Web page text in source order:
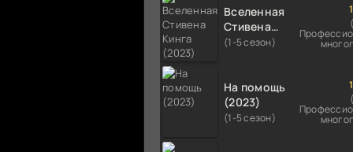
Вселенная
Стивена
Кинга
(1-5 сезон)
На помощь
(2023)
(1-5 сезон)